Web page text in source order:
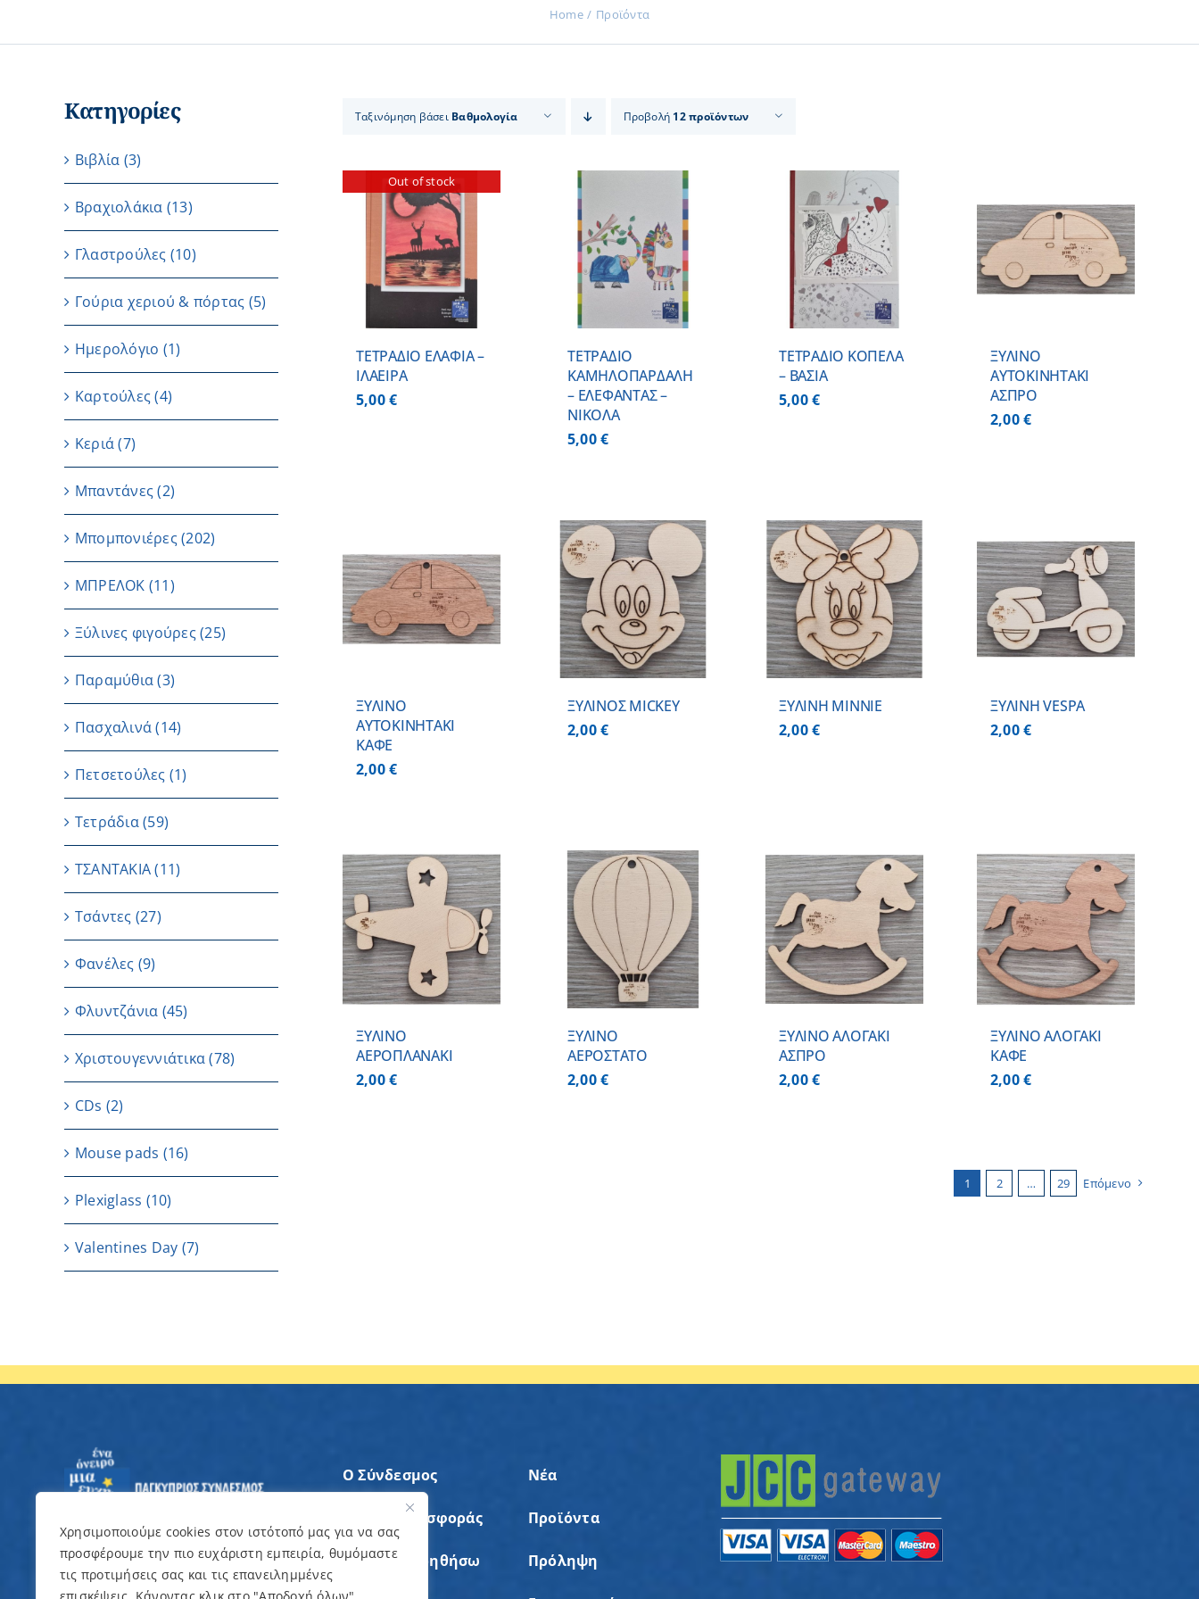
Χρησιμοποιούμε cookies στον ιστότοπό μας για να σας
προσφέρουμε την πιο ευχάριστη εμπειρία, θυμόμαστε
τις προτιμήσεις σας και τις επανειλημμένες
Home Προϊόντα
Ταξινόμηση βάσει Βαθμολογία Προβολή 12 προϊόντων
Out of stock
ΤΕΤΡΑΔΙΟ ΕΛΑΦΙΑ –
ΙΛΑΕΙΡΑ
5,00€
ΠΡΟΣΘΗΚΗ ΣΤΟ
ΚΑΛΑΘΙ
ΛΕΠΤΟΜΕΡΕΙΕΣ
ΤΕΤΡΑΔΙΟ
ΚΑΜΗΛΟΠΑΡΔΑΛΗ
– ΕΛΕΦΑΝΤΑΣ –
ΝΙΚΟΛΑ
5,00€
ΠΡΟΣΘΗΚΗ ΣΤΟ
ΚΑΛΑΘΙ
ΛΕΠΤΟΜΕΡΕΙΕΣ
ΤΕΤΡΑΔΙΟ ΚΟΠΕΛΑ
– ΒΑΣΙΑ
5,00€
ΠΡΟΣΘΗΚΗ ΣΤΟ
ΚΑΛΑΘΙ
ΛΕΠΤΟΜΕΡΕΙΕΣ
ΞΥΛΙΝΟ
AYTOKINHTAKI
ΑΣΠΡΟ
2,00€
ΞΥΛΙΝΟ
AYTOKINHTAKI
ΚΑΦΕ
2,00€
ΠΡΟΣΘΗΚΗ ΣΤΟ
ΚΑΛΑΘΙ
/
ΛΕΠΤΟΜΕΡΕΙΕΣ
ΞΥΛΙΝΟΣ MICKEY
2,00€
ΠΡΟΣΘΗΚΗ ΣΤΟ
ΚΑΛΑΘΙ
ΛΕΠΤΟΜΕΡΕΙΕΣ
ΞΥΛΙΝΗ MINNIE
2,00€
ΠΡΟΣΘΗΚΗ ΣΤΟ
ΚΑΛΑΘΙ
/
ΛΕΠΤΟΜΕΡΕΙΕΣ
ΞΥΛΙΝΗ VESPA
2,00€
ΞΥΛΙΝΟ
ΑΕΡΟΠΛΑΝΑΚΙ
2,00€
ΠΡΟΣΘΗΚΗ ΣΤΟ
ΚΑΛΑΘΙ
/
ΛΕΠΤΟΜΕΡΕΙΕΣ
ΞΥΛΙΝΟ
ΑΕΡΟΣΤΑΤΟ
2,00€
ΠΡΟΣΘΗΚΗ ΣΤΟ
ΚΑΛΑΘΙ
ΛΕΠΤΟΜΕΡΕΙΕΣ
ΞΥΛΙΝΟ ΑΛΟΓΑΚΙ
ΑΣΠΡΟ
2,00€
ΠΡΟΣΘΗΚΗ ΣΤΟ
ΚΑΛΑΘΙ
/
ΛΕΠΤΟΜΕΡΕΙΕΣ
ΞΥΛΙΝΟ ΑΛΟΓΑΚΙ
ΚΑΦΕ
2,00€
1 2 … 29 Επόμενο
Κατηγορίες
Βιβλία (3)
Βραχιολάκια (13)
Γλαστρούλες (10)
Γούρια χεριού & πόρτας (5)
Ημερολόγιο (1)
Καρτούλες (4)
Κεριά (7)
Μπαντάνες (2)
Μπομπονιέρες(202)
ΜΠΡΕΛΟΚ (11)
Ξύλινες φιγούρες(25)
Παραμύθια (3)
Πασχαλινά (14)
Πετσετούλες (1)
Τετράδια(59)
ΤΣΑΝΤΑΚΙΑ (11)
Τσάντες (27)
Φανέλες (9)
Φλυντζάνια (45)
Χριστουγεννιάτικα(78)
CDs (2)
Μouse pads (16)
Plexiglass (10)
Valentines Day (7)
Ο Σύνδεσμος
Άξονες Προσφοράς
Θέλω να Βοηθήσω
Νέα
Προϊόντα
Πρόληψη